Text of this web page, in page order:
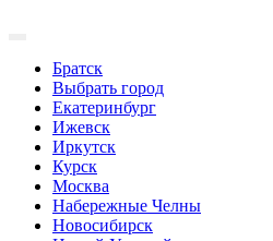
Братск
Выбрать город
Екатеринбург
Ижевск
Иркутск
Курск
Москва
Набережные Челны
Новосибирск